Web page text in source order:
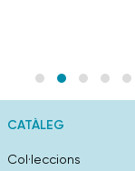
CATÀLEG
Col·leccions